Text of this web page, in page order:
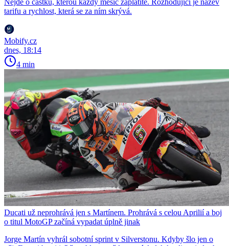
tarifu a rychlost, která se za ním skrývá.
Mobify.cz
dnes, 18:14
4 min
Ducati už neprohrává jen s Martínem. Prohrává s celou Aprilií a boj
o titul MotoGP začíná vypadat úplně jinak
Jorge Martín vyhrál sobotní sprint v Silverstonu. Kdyby šlo jen o